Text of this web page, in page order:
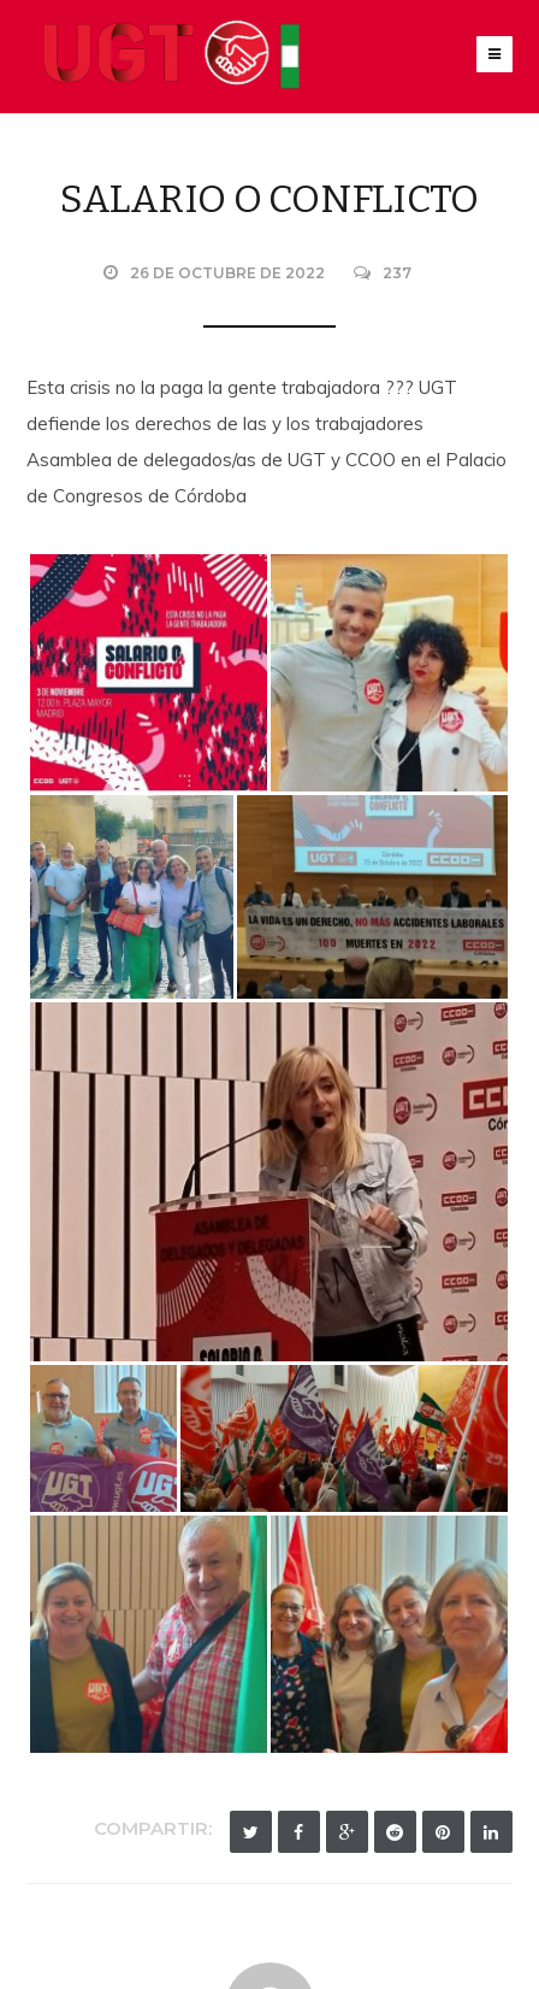
SALARIO O CONFLICTO
26 DE OCTUBRE DE 2022 237
Esta crisis no la paga la gente trabajadora ??? UGT
defiende los derechos de las y los trabajadores
Asamblea de delegados/as de UGT y CCOO en el Palacio
de Congresos de Córdoba
COMPARTIR: